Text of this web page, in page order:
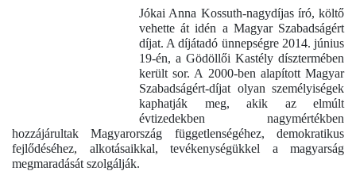
Jókai Anna Kossuth-nagydíjas író, költő
vehette át idén a Magyar Szabadságért
díjat. A díjátadó ünnepségre 2014. június
19-én, a Gödöllői Kastély dísztermében
került sor. A 2000-ben alapított Magyar
Szabadságért-díjat olyan személyiségek
kaphatják meg, akik az elmúlt
évtizedekben nagymértékben
hozzájárultak Magyarország függetlenségéhez, demokratikus
fejlődéséhez, alkotásaikkal, tevékenységükkel a magyarság
megmaradását szolgálják.